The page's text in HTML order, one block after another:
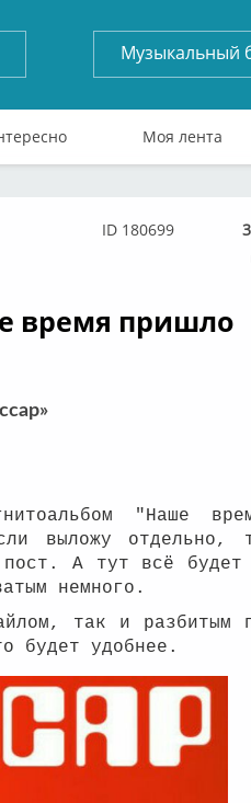
Музыкальный
Моя лента
ID 180699
время пришло
"Наше
выложу отдельно,
пост. А тут всё будет
немного.
так и разбитым
будет удобнее.